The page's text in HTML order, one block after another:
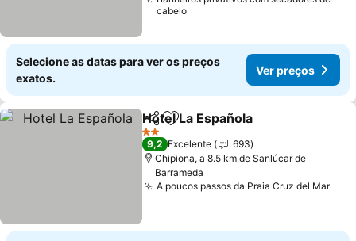
cabelo
Selecione as datas para ver os preços
exatos.
Ver preços
PartilharAdicionar aos favoritos
Hotel La Española
2 Estrelas
9,2 Excelente
693
Chipiona, a 8.5 km de Sanlúcar de
Barrameda
A poucos passos da Praia Cruz del MarVer